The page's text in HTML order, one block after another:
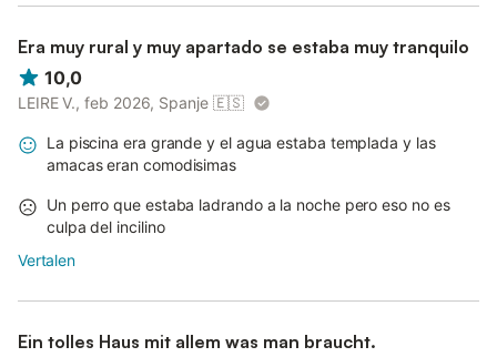
Era muy rural y muy apartado se estaba muy tranquilo
10,0
LEIRE V., feb 2026, Spanje 🇪🇸
La piscina era grande y el agua estaba templada y las
amacas eran comodisimas
Un perro que estaba ladrando a la noche pero eso no es
culpa del incilino
Vertalen
Ein tolles Haus mit allem was man braucht.